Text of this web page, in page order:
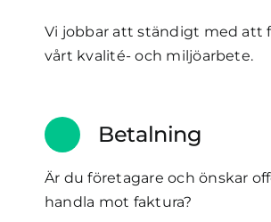
Vi jobbar att ständigt med att
vårt kvalité- och miljöarbete.
Betalning
Är du företagare och önskar
handla mot faktura?